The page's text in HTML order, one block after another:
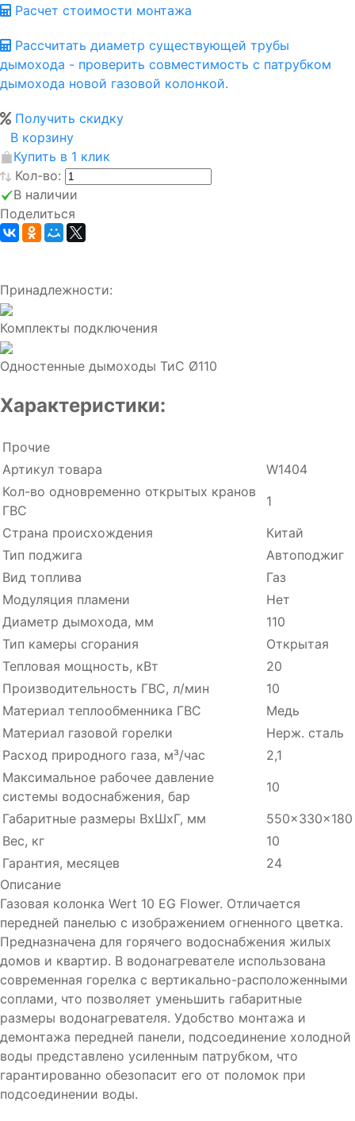
Расчет стоимости монтажа
Рассчитать диаметр существующей трубы
дымохода - проверить совместимость с патрубком
дымохода новой газовой колонкой.
Получить скидку
В корзину
Купить в 1 клик
Кол-во:
В наличии
Поделиться
Принадлежности:
Комплекты подключения
Одностенные дымоходы ТиС Ø110
Характеристики:
Прочие
Артикул товара
W1404
Кол-во одновременно открытых кранов
ГВС
1
Страна происхождения
Китай
Тип поджига
Автоподжиг
Вид топлива
Газ
Модуляция пламени
Нет
Диаметр дымохода, мм
110
Тип камеры сгорания
Открытая
Тепловая мощность, кВт
20
Производительность ГВC, л/мин
10
Материал теплообменника ГВС
Медь
Материал газовой горелки
Нерж. сталь
Расход природного газа, м³/час
2,1
Максимальное рабочее давление
системы водоснабжения, бар
10
Габаритные размеры ВхШхГ, мм
550x330x180
Вес, кг
10
Гарантия, месяцев
24
Описание
Газовая колонка Wert 10 EG Flower. Отличается
передней панелью с изображением огненного цветка.
Предназначена для горячего водоснабжения жилых
домов и квартир. В водонагревателе использована
современная горелка c вертикально-расположенными
соплами, что позволяет уменьшить габаритные
размеры водонагревателя. Удобство монтажа и
демонтажа передней панели, подсоединение холодной
воды представлено усиленным патрубком, что
гарантированно обезопасит его от поломок при
подсоединении воды.